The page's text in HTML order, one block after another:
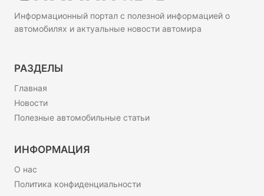
Информационный портал с полезной информацией о
автомобилях и актуальные новости автомира
РАЗДЕЛЫ
Главная
Новости
Полезные автомобильные статьи
ИНФОРМАЦИЯ
О нас
Политика конфиденциальности